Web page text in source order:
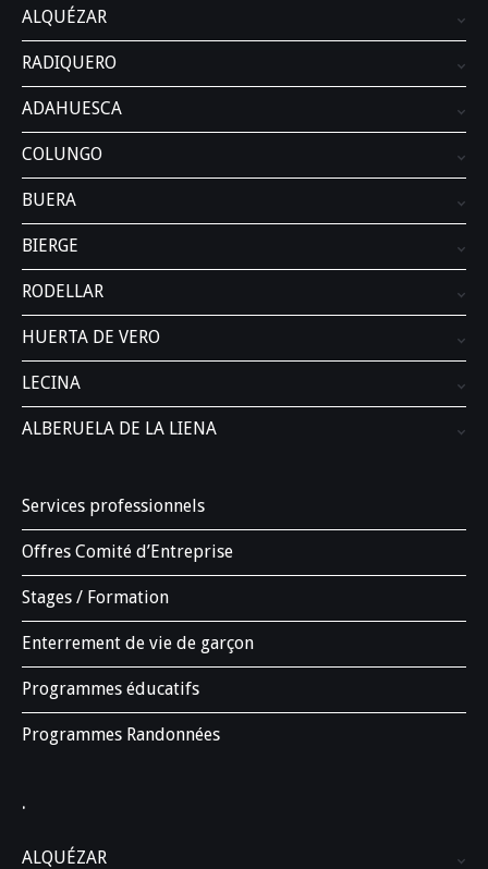
ALQUÉZAR
RADIQUERO
ADAHUESCA
COLUNGO
BUERA
BIERGE
RODELLAR
HUERTA DE VERO
LECINA
ALBERUELA DE LA LIENA
Services professionnels
Offres Comité d’Entreprise
Stages / Formation
Enterrement de vie de garçon
Programmes éducatifs
Programmes Randonnées
.
ALQUÉZAR